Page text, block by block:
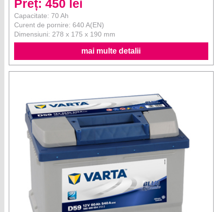
Preț: 450 lei
Capacitate: 70 Ah
Curent de pornire: 640 A(EN)
Dimensiuni: 278 x 175 x 190 mm
mai multe detalii